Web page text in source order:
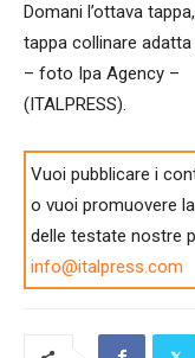
Domani l’ottava
tappa collinare
– foto Ipa Agency –
(ITALPRESS).
Vuoi pubblicare i
o vuoi promuovere
delle testate nostre
info@italpress.com